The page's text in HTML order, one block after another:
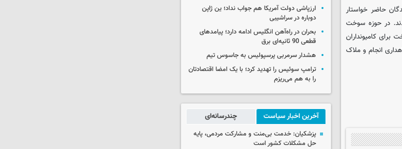
حاضر خواستار
در حوزه سوخت
کامیونداران
انجام و ملاک
ارزپاشی دولت آمریکا هم جواب نداد؛ ین ژاپن
دوباره در سراشیبی
بحران در راه‌آهن انگلیس ادامه دارد؛ پیامدهای
قطعی 90 ثانیه‌ای برق
هشدار سرمربی پرسپولیس به جاسوس تیم
ترامپ سوئیس را تهدید کرد؛ با یک امضا اقتصادتان
را به هم می‌ریزم
آخرین اخبار سیاست چندرسانه‌ای
پزشکیان: خدمت بی‌منت و مشارکت مردمی، پایه
حل مشکلات کشور است